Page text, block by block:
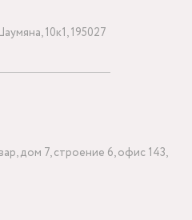
10к1, 195027
дом 7, строение 6, офис 143,